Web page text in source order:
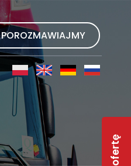
Z O.O.
POROZMAWIAJMY